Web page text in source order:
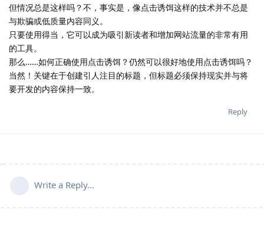
但情况总是这样吗？不，事实是，像点击诱饵这样的技术并不总是
与欺骗或低质量内容同义。
只要使用得当，它可以成为吸引新读者和增加网站流量的非常有用
的工具。
那么……如何正确使用点击诱饵？仍然可以很好地使用点击诱饵吗？
当然！关键在于创建引人注目的标题，但标题必须保持现实并与将
要开发的内容保持一致。
Reply
Write a Reply...